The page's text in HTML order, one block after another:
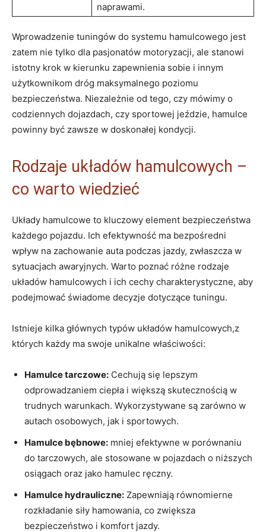
naprawami.
Wprowadzenie tuningów do systemu hamulcowego jest
zatem nie tylko dla pasjonatów motoryzacji, ale stanowi
istotny krok w kierunku zapewnienia sobie i innym
użytkownikom dróg maksymalnego poziomu
bezpieczeństwa. Niezależnie od tego, czy mówimy o
codziennych dojazdach, czy sportowej jeździe, hamulce
powinny być zawsze w doskonałej kondycji.
Rodzaje układów hamulcowych –
co warto wiedzieć
Układy hamulcowe to kluczowy element bezpieczeństwa
każdego pojazdu. Ich efektywność ma bezpośredni
wpływ na zachowanie auta podczas jazdy, zwłaszcza w
sytuacjach awaryjnych. Warto poznać różne rodzaje
układów hamulcowych i ich cechy charakterystyczne, aby
podejmować świadome decyzje dotyczące tuningu.
Istnieje kilka głównych typów układów hamulcowych,z
których każdy ma swoje unikalne właściwości:
Hamulce tarczowe: Cechują się lepszym
odprowadzaniem ciepła i większą skutecznością w
trudnych warunkach. Wykorzystywane są zarówno w
autach osobowych, jak i sportowych.
Hamulce bębnowe: mniej efektywne w porównaniu
do tarczowych, ale stosowane w pojazdach o niższych
osiągach oraz jako hamulec ręczny.
Hamulce hydrauliczne: Zapewniają równomierne
rozkładanie siły hamowania, co zwiększa
bezpieczeństwo i komfort jazdy.